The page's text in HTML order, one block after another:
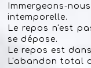
Immergeons-
intemporelle.
Le repos n'est
se dépose.
Le repos est
L'abandon total